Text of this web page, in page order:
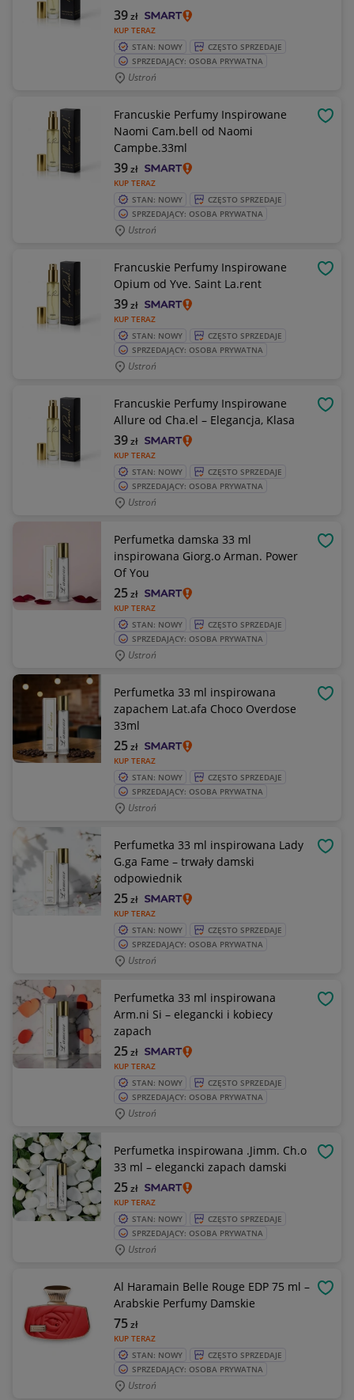
KUP TERAZ
39zł
STAN: NOWY
CZĘSTO SPRZEDAJE
SPRZEDAJĄCY: OSOBA PRYWATNA
Ustroń
Francuskie Perfumy Inspirowane
Naomi Cam.bell od Naomi
Campbe.33ml
KUP TERAZ
39zł
STAN: NOWY
CZĘSTO SPRZEDAJE
SPRZEDAJĄCY: OSOBA PRYWATNA
Ustroń
Francuskie Perfumy Inspirowane
Opium od Yve. Saint La.rent
KUP TERAZ
39zł
STAN: NOWY
CZĘSTO SPRZEDAJE
SPRZEDAJĄCY: OSOBA PRYWATNA
Ustroń
Francuskie Perfumy Inspirowane
Allure od Cha.el – Elegancja, Klasa
KUP TERAZ
39zł
STAN: NOWY
CZĘSTO SPRZEDAJE
SPRZEDAJĄCY: OSOBA PRYWATNA
Ustroń
Perfumetka damska 33 ml
inspirowana Giorg.o Arman. Power
Of You
KUP TERAZ
25zł
STAN: NOWY
CZĘSTO SPRZEDAJE
SPRZEDAJĄCY: OSOBA PRYWATNA
Ustroń
Perfumetka 33 ml inspirowana
zapachem Lat.afa Choco Overdose
33ml
KUP TERAZ
25zł
STAN: NOWY
CZĘSTO SPRZEDAJE
SPRZEDAJĄCY: OSOBA PRYWATNA
Ustroń
Perfumetka 33 ml inspirowana Lady
G.ga Fame – trwały damski
odpowiednik
KUP TERAZ
25zł
STAN: NOWY
CZĘSTO SPRZEDAJE
SPRZEDAJĄCY: OSOBA PRYWATNA
Ustroń
Perfumetka 33 ml inspirowana
Arm.ni Si – elegancki i kobiecy
zapach
KUP TERAZ
25zł
STAN: NOWY
CZĘSTO SPRZEDAJE
SPRZEDAJĄCY: OSOBA PRYWATNA
Ustroń
Perfumetka inspirowana .Jimm. Ch.o
33 ml – elegancki zapach damski
KUP TERAZ
25zł
STAN: NOWY
CZĘSTO SPRZEDAJE
SPRZEDAJĄCY: OSOBA PRYWATNA
Ustroń
Al Haramain Belle Rouge EDP 75 ml –
Arabskie Perfumy Damskie
KUP TERAZ
75zł
STAN: NOWY
CZĘSTO SPRZEDAJE
SPRZEDAJĄCY: OSOBA PRYWATNA
Ustroń